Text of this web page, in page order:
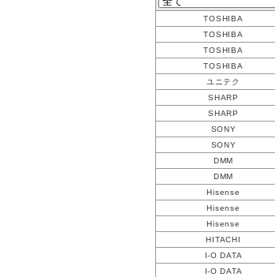
TOSHIBA
TOSHIBA
TOSHIBA
TOSHIBA
ユニテク
SHARP
SHARP
SONY
SONY
DMM
DMM
Hisense
Hisense
Hisense
HITACHI
I-O DATA
I-O DATA